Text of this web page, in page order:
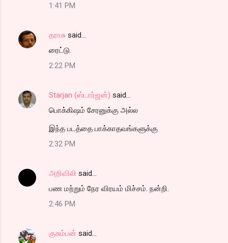
1:41 PM
தராசு said…
ரைட்டு.
2:22 PM
Starjan (ஸ்டார்ஜன்) said…
பொக்கிஷம் ‍சேரனுக்கு அல்ல
இந்த படத்தை பாக்காதவங்களுக்கு
2:32 PM
அறிவிலி said…
பண மற்றும் நேர விரயம் மிச்சம். நன்றி.
2:46 PM
குசும்பன் said…